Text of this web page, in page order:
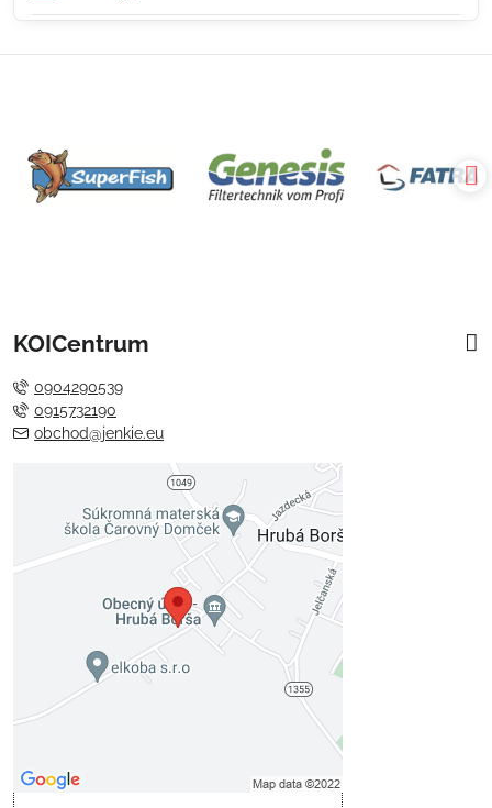
KOICentrum
0904290539
0915732190
obchod@jenkie.eu
Externý obsah je blokovaný
Voľbami súkromia
Prajete si načítať externý obsah?
Povoliť tentokrát
Povoliť a zapamätať - súhlas s